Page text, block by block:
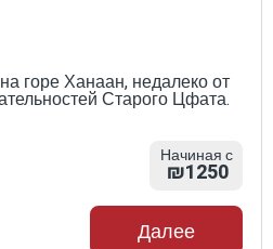
горе Ханаан, недалеко от
Старого Цфата.
Начиная с
₪1250
Далее